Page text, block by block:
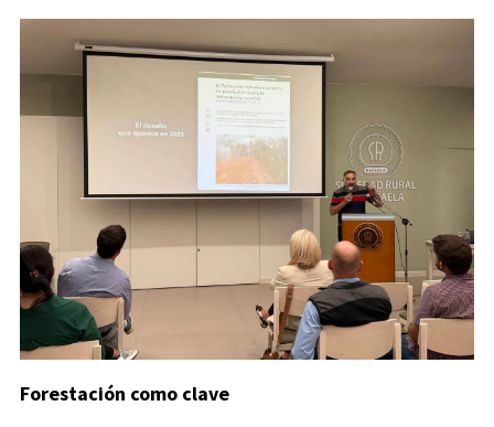
Forestación como clave